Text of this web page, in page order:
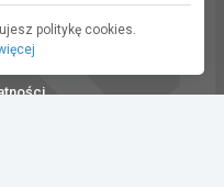
politykę cookies.